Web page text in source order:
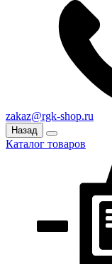
zakaz@rgk-shop.ru
Назад
Каталог товаров